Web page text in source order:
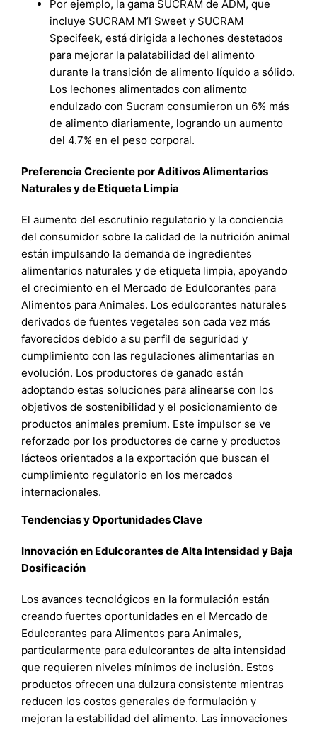
Por ejemplo, la gama SUCRAM de ADM, que
incluye SUCRAM M’I Sweet y SUCRAM
Specifeek, está dirigida a lechones destetados
para mejorar la palatabilidad del alimento
durante la transición de alimento líquido a sólido.
Los lechones alimentados con alimento
endulzado con Sucram consumieron un 6% más
de alimento diariamente, logrando un aumento
del 4.7% en el peso corporal.
Preferencia Creciente por Aditivos Alimentarios
Naturales y de Etiqueta Limpia
El aumento del escrutinio regulatorio y la conciencia
del consumidor sobre la calidad de la nutrición animal
están impulsando la demanda de ingredientes
alimentarios naturales y de etiqueta limpia, apoyando
el crecimiento en el Mercado de Edulcorantes para
Alimentos para Animales. Los edulcorantes naturales
derivados de fuentes vegetales son cada vez más
favorecidos debido a su perfil de seguridad y
cumplimiento con las regulaciones alimentarias en
evolución. Los productores de ganado están
adoptando estas soluciones para alinearse con los
objetivos de sostenibilidad y el posicionamiento de
productos animales premium. Este impulsor se ve
reforzado por los productores de carne y productos
lácteos orientados a la exportación que buscan el
cumplimiento regulatorio en los mercados
internacionales.
Tendencias y Oportunidades Clave
Innovación en Edulcorantes de Alta Intensidad y Baja
Dosificación
Los avances tecnológicos en la formulación están
creando fuertes oportunidades en el Mercado de
Edulcorantes para Alimentos para Animales,
particularmente para edulcorantes de alta intensidad
que requieren niveles mínimos de inclusión. Estos
productos ofrecen una dulzura consistente mientras
reducen los costos generales de formulación y
mejoran la estabilidad del alimento. Las innovaciones